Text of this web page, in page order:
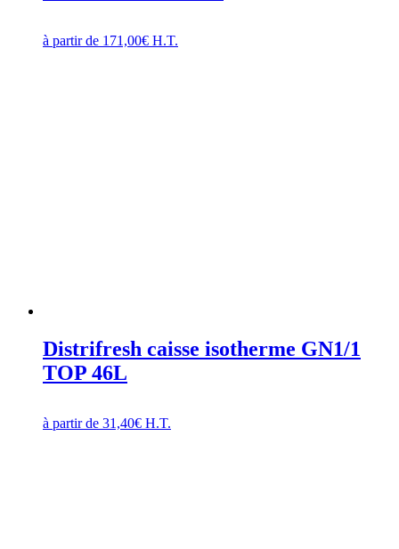
à partir de 171,00€ H.T.
Distrifresh caisse isotherme GN1/1
TOP 46L
à partir de 31,40€ H.T.